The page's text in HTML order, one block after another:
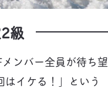
級
ンバー全員が待ち望
イケる！」という